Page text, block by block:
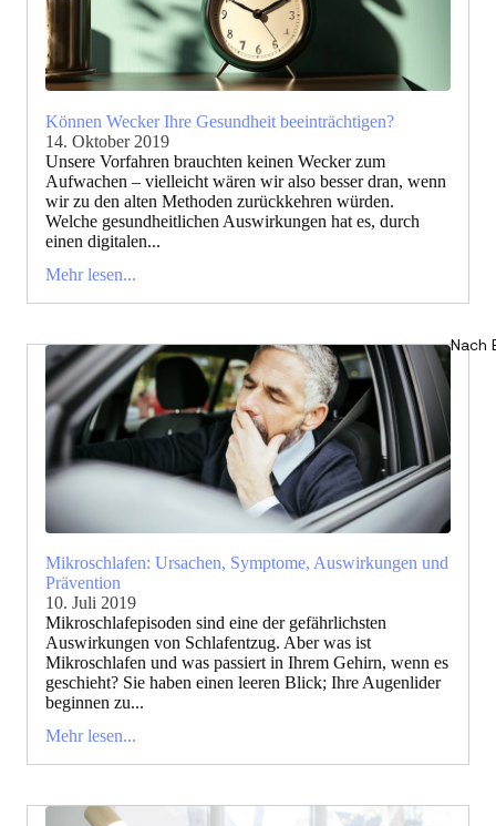
Nach
Können Wecker Ihre Gesundheit beeinträchtigen?
14. Oktober 2019
Unsere Vorfahren brauchten keinen Wecker zum
Aufwachen – vielleicht wären wir also besser dran, wenn
wir zu den alten Methoden zurückkehren würden.
Welche gesundheitlichen Auswirkungen hat es, durch
einen digitalen...
Mehr lesen...
Mikroschlafen: Ursachen, Symptome, Auswirkungen und
Prävention
10. Juli 2019
Mikroschlafepisoden sind eine der gefährlichsten
Auswirkungen von Schlafentzug. Aber was ist
Mikroschlafen und was passiert in Ihrem Gehirn, wenn es
geschieht? Sie haben einen leeren Blick; Ihre Augenlider
beginnen zu...
Mehr lesen...